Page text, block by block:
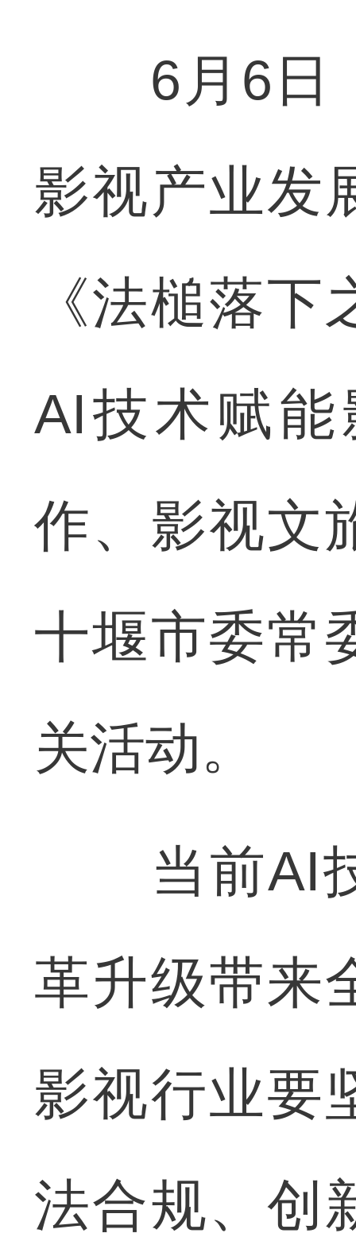
6月6日，
影视产业发
《法槌落
AI技术赋
作、影视文
十堰市委常
关活动。
当前AI技
革升级带来
影视行业要
法合规、创